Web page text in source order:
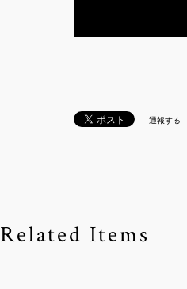
通報する
Related Items